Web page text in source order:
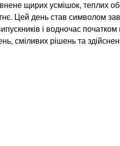
щирих усмішок, теплих
Цей день став символом
і водночас
сміливих рішень та